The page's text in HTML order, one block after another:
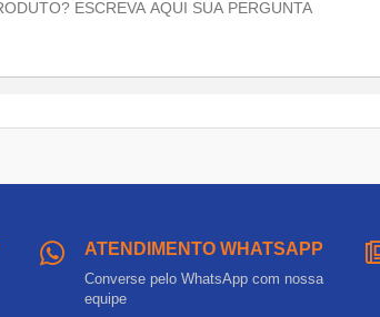
ATENDIMENTO WHATSAPP
Converse pelo WhatsApp com nossa
equipe